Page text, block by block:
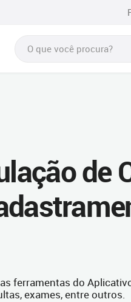
de
ferramentas do
exames, entre outros.